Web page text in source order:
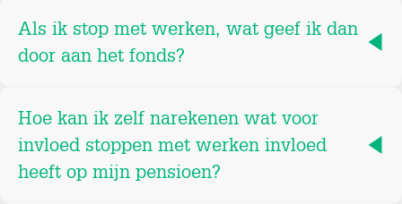
Als ik stop met werken, wat geef ik dan
door aan het fonds?
Hoe kan ik zelf narekenen wat voor
invloed stoppen met werken invloed
heeft op mijn pensioen?